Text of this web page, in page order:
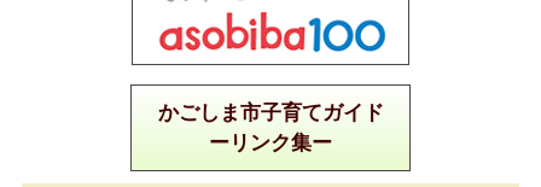
かごしま市子育てガイド
ーリンク集ー